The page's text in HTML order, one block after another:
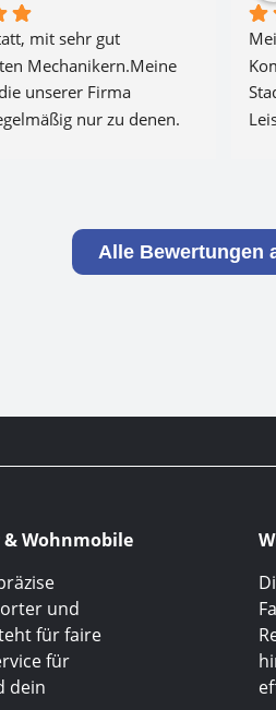
mit sehr gut
Mechanikern.Meine
unserer Firma
nur zu denen.
Alle Bewertungen
Wohnmobile
und
für faire
für
dein